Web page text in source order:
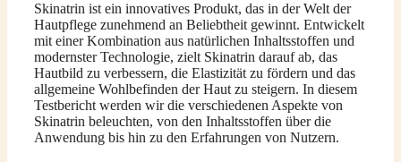
Skinatrin ist ein innovatives Produkt, das in der Welt der
Hautpflege zunehmend an Beliebtheit gewinnt. Entwickelt
mit einer Kombination aus natürlichen Inhaltsstoffen und
modernster Technologie, zielt Skinatrin darauf ab, das
Hautbild zu verbessern, die Elastizität zu fördern und das
allgemeine Wohlbefinden der Haut zu steigern. In diesem
Testbericht werden wir die verschiedenen Aspekte von
Skinatrin beleuchten, von den Inhaltsstoffen über die
Anwendung bis hin zu den Erfahrungen von Nutzern.